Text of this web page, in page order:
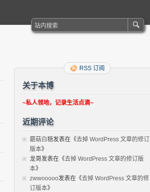
RSS 订阅
关于本博
~私人领地，记录生活点滴~
近期评论
蘑菇白糖发表在《去掉 WordPress 文章的修订
版本》
龙哥发表在《去掉 WordPress 文章的修订版
本》
zwwooooo发表在《去掉 WordPress 文章的修
订版本》